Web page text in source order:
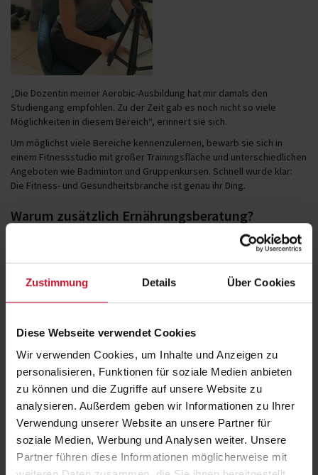
Zustimmung Details Über Cookies
Diese Webseite verwendet Cookies
Wir verwenden Cookies, um Inhalte und Anzeigen zu
personalisieren, Funktionen für soziale Medien anbieten
zu können und die Zugriffe auf unsere Website zu
analysieren. Außerdem geben wir Informationen zu Ihrer
Verwendung unserer Website an unsere Partner für
soziale Medien, Werbung und Analysen weiter. Unsere
Partner führen diese Informationen möglicherweise mit
„Die Dozentin meiner Aerobic-Ausbildung hat mir damals den
Studiengang empfohlen. Zu der Zeit gab es noch nicht so viele
Möglichkeiten in diesem Bereich“, erinnert sie sich.
Um möglichst viele Bereiche kennenzulernen, bewarb sie sich in
einem Fitnessstudio mit großer Trainingsfläche und unterschiedlichen
Angeboten wie Badminton und Gruppenkursen. Schnell wurde klar:
Die Fitness- und Gesundheitsbranche ist genau ihr Ding.
Warum zusätzlich Ernährungsberatung?
An der DHfPG entschied sie sich zunächst für den Studiengang
Fitnessökonomie. Später ergänzte sie ihre Qualifikationen mit der
Studienrichtung Ernährungsberatung.
„Ich wusste damals schon, dass ich später ins Ausland gehen möchte.
zweites Standbein.“
Besonders begeistert war Corina vom praxisorientierten Studium und
dem dualen Studiensystem.
Struktur, Praxisnähe und Flexibilität im Studium
„Die Kombination aus Fernstudium, Lehrveranstaltungen und
betrieblicher Ausbildung war super. Ich mochte die klare Struktur –
man konnte sich immer auf ein Modul konzentrieren. Das war sehr